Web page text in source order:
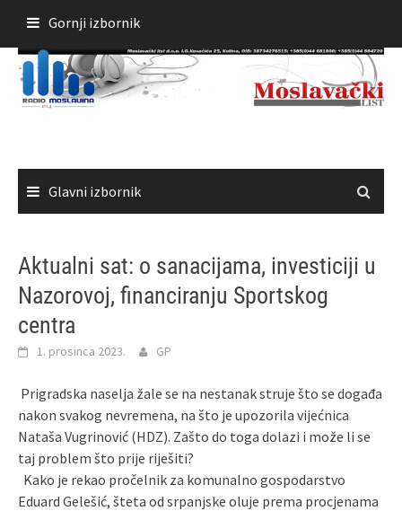
sadržaja
Gornji izbornik
Glavni izbornik
Aktualni sat: o sanacijama, investiciji u
Nazorovoj, financiranju Sportskog
centra
1. prosinca 2023. GP
Prigradska naselja žale se na nestanak struje što se događa
nakon svakog nevremena, na što je upozorila vijećnica
Nataša Vugrinović (HDZ). Zašto do toga dolazi i može li se
taj problem što prije riješiti?
Kako je rekao pročelnik za komunalno gospodarstvo
Eduard Gelešić, šteta od srpanjske oluje prema procjenama